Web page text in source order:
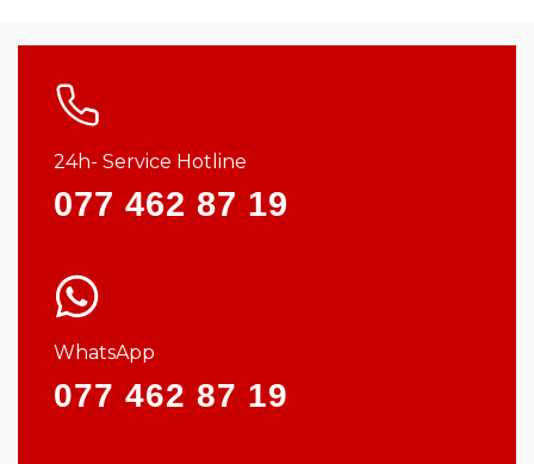
24h- Service Hotline
077 462 87 19
WhatsApp
077 462 87 19